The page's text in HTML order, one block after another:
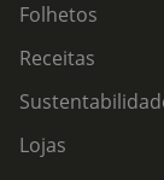
Folhetos
Receitas
Lojas